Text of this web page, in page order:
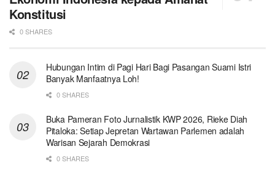
Konstitusi
0 SHARES
Hubungan Intim di Pagi Hari Bagi Pasangan Suami Istri
Banyak Manfaatnya Loh!
0 SHARES
Buka Pameran Foto Jurnalistik KWP 2026, Rieke Diah
Pitaloka: Setiap Jepretan Wartawan Parlemen adalah
Warisan Sejarah Demokrasi
0 SHARES